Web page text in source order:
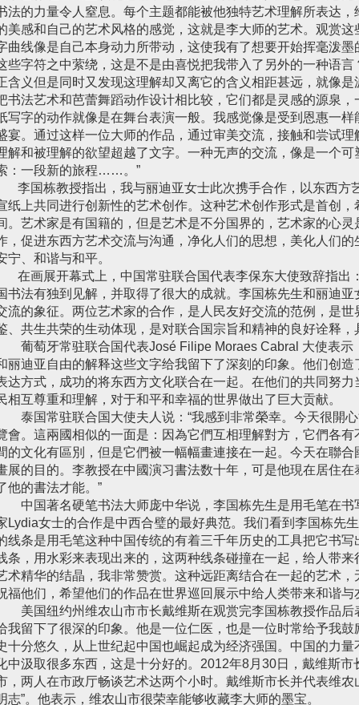
法的力量令人窒息。每个主题都能被他独特艺术理解所表达
美感和自己的艺术风格的感觉，这就是李大师的艺术。观赏
曲线像是自己本身动力所带动，这使我有了想要开始挥毫泼
些字符之中萦绕，这是不是由喜悦把我带入了另外的一种语
含义但是同时又发现这理解却又离它的含义相距甚远，就像
书法艺术和芭蕾舞蹈动作设计相比较，它们都是灵感的源泉
写字的动作就像是在舞台表演一般。我感觉像是受到恩惠一
宴。通过这样一位大师的作品，通过审美交流，接触和尝试
解和被理解的欲望超越了文字。一种无声的交流，像是一个
：一段新的旅程……。”
国栋教授指出，我与丽迪亚女士此次携手合作，以东西方
纸上共同进行创新性的艺术创作。这种艺术创作形式是首创
。艺术家是有国籍的，但是艺术是不分国界的，艺术家的心
，促进东西方艺术交流与沟通，净化人们的思想，美化人们
宁、和谐与和平。
画展开幕式上，中国常驻联合国代表李保东大使致辞指出
书法有独到见解，并取得了很大的成就。李国栋先生和丽迪
流的象征。两位艺术家的合作，是人民友好交流的范例，是
、共生共荣的生动体现，是对联合国宗旨和精神的良好诠释，
萄牙常驻联合国代表José Filipe Moraes Cabral 大使表示
丽迪亚自由的解释这些文字给我留下了深刻的印象。他们创
达方式，成功的将东西方文化联合在一起。在他们的共同努
相互尊重和理解，对于和平和幸福的世界做出了巨大贡献。
国常驻联合国大使夫人说：“我感到非常榮幸。今天很開心
會。這兩國相似的一面是：因為它們互相理解對方，它們各
的文化有區別，但是它們被一幅幅畫連接在一起。今天在聯
展的目的。李教授在中國演习書法数十年，可是他現在居住
他的書法才能。”
国著名硬笔书法大师庞中华说，李国栋先生是用毛笔在书
Lydia女士的合作是中西合璧的最好典范。我们看到李国栋先
线条是用毛笔这种中国传统的有着三千年历史的工具把它书
条，用水彩来表现出来的，这两种线条碰撞在一起，给人带
术精华的结晶，我非常赞赏。这种远距离结合在一起的艺术
福他们，希望他们的作品在世界巡回展示中给人类带来和谐与
国纽约州维农山市市长戴维斯在观赏完李国栋教授作品后
我留下了很深的印象。他是一位仁医，也是一位时常给予我
十分悠久，从上世纪起中国也崛起成为经济强国。中国的力
中汲取很多东西，这是十分好的。2012年8月30日，戴维斯
，两人在市政厅畅谈艺术达两个小时。戴维斯市长并代表维农
志”。他表示，维农山市很荣幸能够收藏李大师的墨宝。